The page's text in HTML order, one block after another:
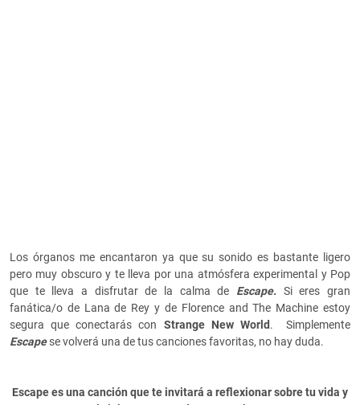
Los órganos me encantaron ya que su sonido es bastante ligero
pero muy obscuro y te lleva por una atmósfera experimental y Pop
que te lleva a disfrutar de la calma de Escape. Si eres gran
fanática/o de Lana de Rey y de Florence and The Machine estoy
segura que conectarás con Strange New World. Simplemente
Escapese volverá una de tus canciones favoritas, no hay duda.
Escape es una canción que te invitará a reflexionar sobre tu vida y